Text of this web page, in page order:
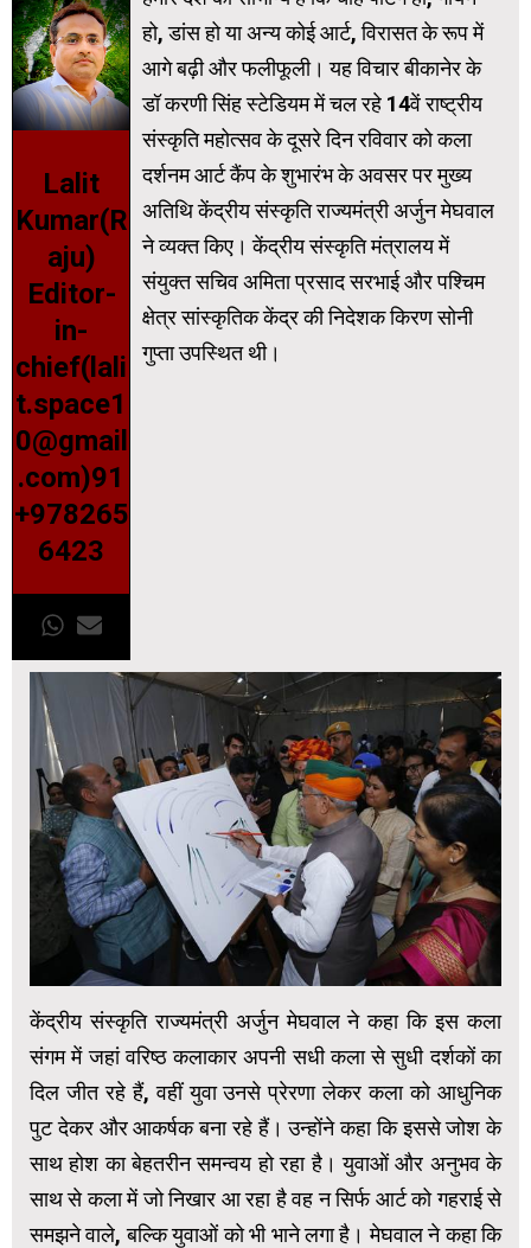
Lalit
Kumar(R
aju)
Editor-
in-
chief(lali
t.space1
0@gmail
.com)91
+978265
6423
हो, डांस हो या अन्य कोई आर्ट, विरासत के रूप में
आगे बढ़ी और फलीफूली। यह विचार बीकानेर के
डॉ करणी सिंह स्टेडियम में चल रहे 14वें राष्ट्रीय
संस्कृति महोत्सव के दूसरे दिन रविवार को कला
दर्शनम आर्ट कैंप के शुभारंभ के अवसर पर मुख्य
अतिथि केंद्रीय संस्कृति राज्यमंत्री अर्जुन मेघवाल
ने व्यक्त किए। केंद्रीय संस्कृति मंत्रालय में
संयुक्त सचिव अमिता प्रसाद सरभाई और पश्चिम
क्षेत्र सांस्कृतिक केंद्र की निदेशक किरण सोनी
गुप्ता उपस्थित थी।
केंद्रीय संस्कृति राज्यमंत्री अर्जुन मेघवाल ने कहा कि इस कला
संगम में जहां वरिष्ठ कलाकार अपनी सधी कला से सुधी दर्शकों का
दिल जीत रहे हैं, वहीं युवा उनसे प्रेरणा लेकर कला को आधुनिक
पुट देकर और आकर्षक बना रहे हैं। उन्होंने कहा कि इससे जोश के
साथ होश का बेहतरीन समन्वय हो रहा है। युवाओं और अनुभव के
साथ से कला में जो निखार आ रहा है वह न सिर्फ आर्ट को गहराई से
समझने वाले, बल्कि युवाओं को भी भाने लगा है। मेघवाल ने कहा कि